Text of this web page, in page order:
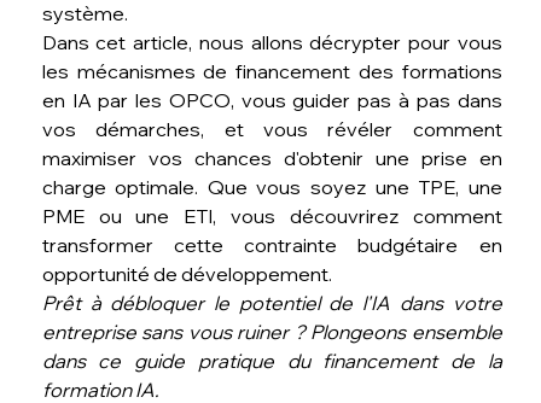
système.
Dans cet article, nous allons décrypter pour vous
les mécanismes de financement des formations
en IA par les OPCO, vous guider pas à pas dans
vos démarches, et vous révéler comment
maximiser vos chances d'obtenir une prise en
charge optimale. Que vous soyez une TPE, une
PME ou une ETI, vous découvrirez comment
transformer cette contrainte budgétaire en
opportunité de développement.
Prêt à débloquer le potentiel de l'IA dans votre
entreprise sans vous ruiner ? Plongeons ensemble
dans ce guide pratique du financement de la
formation IA.